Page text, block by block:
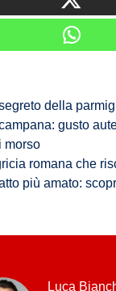
della
gusto
morso
romana che
più amato:
Luca